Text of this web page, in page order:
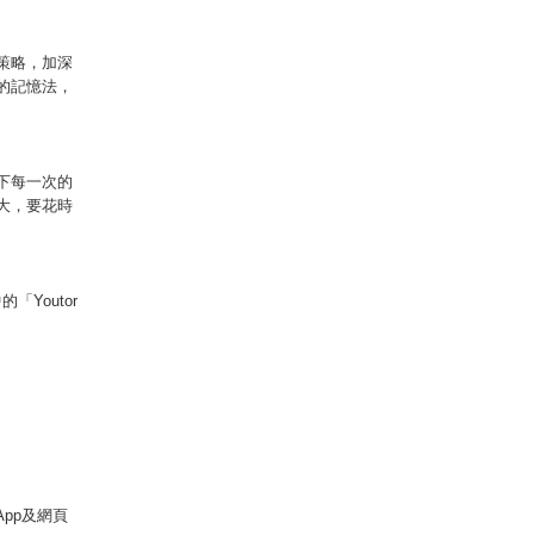
略，加深
記憶法，
每一次的
，要花時
「Youtor
及網頁